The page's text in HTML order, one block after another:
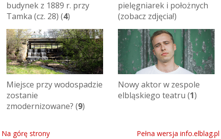
budynek z 1889 r. przy
Tamka (cz. 28) (4)
pielęgniarek i położnych
(zobacz zdjęcia!)
Miejsce przy wodospadzie
zostanie
zmodernizowane? (9)
Nowy aktor w zespole
elbląskiego teatru (1)
Na górę strony Pełna wersja info.elblag.pl